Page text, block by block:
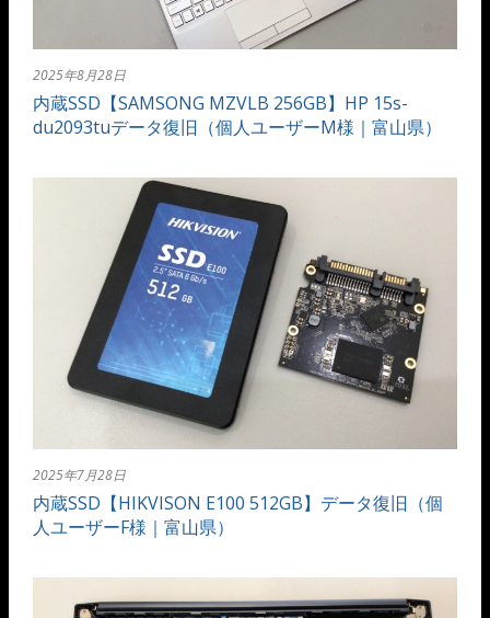
2025年8月28日
内蔵SSD【SAMSONG MZVLB 256GB】HP 15s-
du2093tuデータ復旧（個人ユーザーM様｜富山県）
2025年7月28日
内蔵SSD【HIKVISON E100 512GB】データ復旧（個
人ユーザーF様｜富山県）